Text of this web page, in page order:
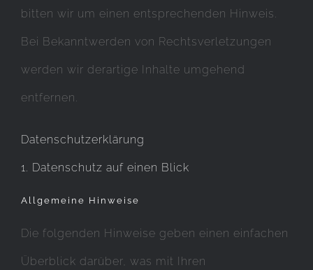
bitten wir um einen entsprechenden Hinweis.
Bei Bekanntwerden von Rechtsverletzungen
werden wir derartige Inhalte umgehend
entfernen.
Datenschutzerklärung
1. Datenschutz auf einen Blick
Allgemeine Hinweise
Die folgenden Hinweise geben einen einfachen
Überblick darüber, was mit Ihren